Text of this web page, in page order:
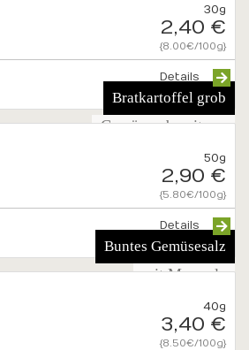
Bratkartoffel grob
Gewürzzubereitung
30g
2,40 €
{8.00€/100g}
Details
Buntes Gemüsesalz
mit Meersalz
50g
2,90 €
{5.80€/100g}
Details
40g
3,40 €
{8.50€/100g}